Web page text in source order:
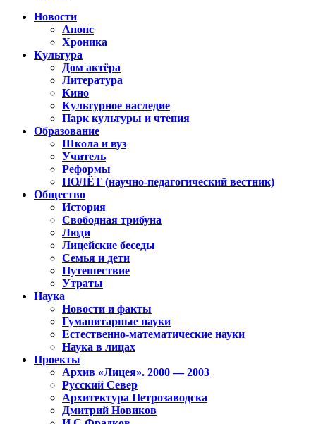
Новости
Анонс
Хроника
Культура
Дом актёра
Литература
Кино
Культурное наследие
Парк культуры и чтения
Образование
Школа и вуз
Учитель
Реформы
ПОЛЁТ (научно-педагогический вестник)
Общество
История
Свободная трибуна
Люди
Лицейские беседы
Семья и дети
Путешествие
Утраты
Наука
Новости и факты
Гуманитарные науки
Естественно-математические науки
Наука в лицах
Проекты
Архив «Лицея». 2000 — 2003
Русский Север
Архитектура Петрозаводска
Дмитрий Новиков